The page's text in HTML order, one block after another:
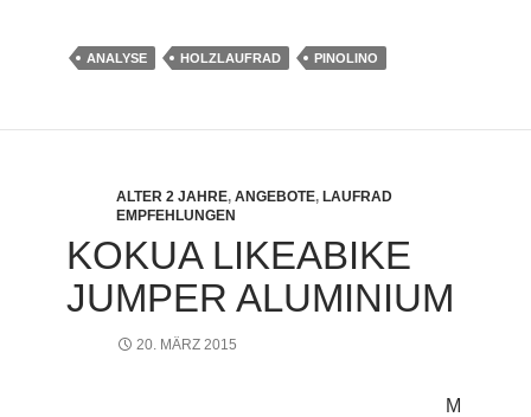
ANALYSE HOLZLAUFRAD PINOLINO
ALTER 2 JAHRE, ANGEBOTE, LAUFRAD
EMPFEHLUNGEN
KOKUA LIKEABIKE
JUMPER ALUMINIUM
20. MÄRZ 2015
M